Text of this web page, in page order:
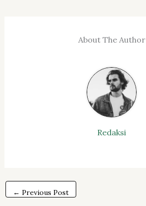
About The Author
Redaksi
← Previous Post